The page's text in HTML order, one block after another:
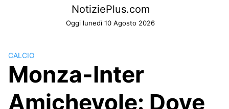
NotiziePlus.com
Oggi lunedì 10 Agosto 2026
CALCIO
Monza-Inter
Amichevole: Dove